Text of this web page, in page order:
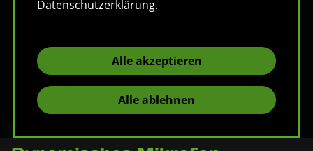
Datenschutzerklärung.
Alle akzeptieren
Alle ablehnen
Pronomic DM-66R Elvis